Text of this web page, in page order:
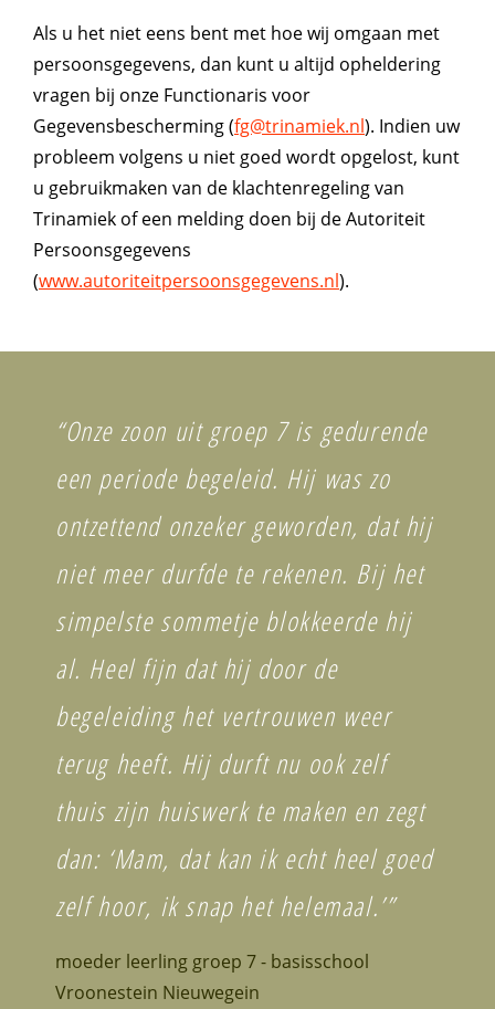
Als u het niet eens bent met hoe wij omgaan met
persoonsgegevens, dan kunt u altijd opheldering
vragen bij onze Functionaris voor
Gegevensbescherming (fg@trinamiek.nl). Indien uw
probleem volgens u niet goed wordt opgelost, kunt
u gebruikmaken van de klachtenregeling van
Trinamiek of een melding doen bij de Autoriteit
Persoonsgegevens
(www.autoriteitpersoonsgegevens.nl).
“Onze zoon uit groep 7 is gedurende
een periode begeleid. Hij was zo
ontzettend onzeker geworden, dat hij
niet meer durfde te rekenen. Bij het
simpelste sommetje blokkeerde hij
al. Heel fijn dat hij door de
begeleiding het vertrouwen weer
terug heeft. Hij durft nu ook zelf
thuis zijn huiswerk te maken en zegt
dan: ‘Mam, dat kan ik echt heel goed
zelf hoor, ik snap het helemaal.’”
moeder leerling groep 7 - basisschool
Vroonestein Nieuwegein